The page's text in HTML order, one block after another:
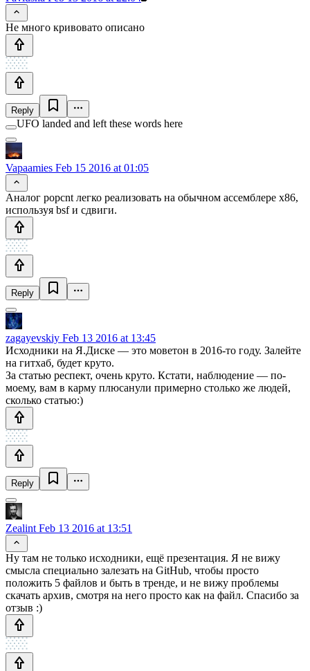
Не много кривовато описано
Reply
UFO landed and left these words here
Vapaamies Feb 15 2016 at 01:05
Аналог popcnt легко реализовать на обычном ассемблере x86,
используя bsf и сдвиги.
Reply
zagayevskiy Feb 13 2016 at 13:45
Исходники на Я.Диске — это моветон в 2016-то году. Залейте
на гитхаб, будет круто.
За статью респект, очень круто. Кстати, наблюдение — по-
моему, вам в карму плюсанули примерно столько же людей,
сколько статью:)
Reply
Zealint Feb 13 2016 at 13:51
Ну там не только исходники, ещё презентация. Я не вижу
смысла специально залезать на GitHub, чтобы просто
положить 5 файлов и быть в тренде, и не вижу проблемы
скачать архив, смотря на него просто как на файл. Спасибо за
отзыв :)